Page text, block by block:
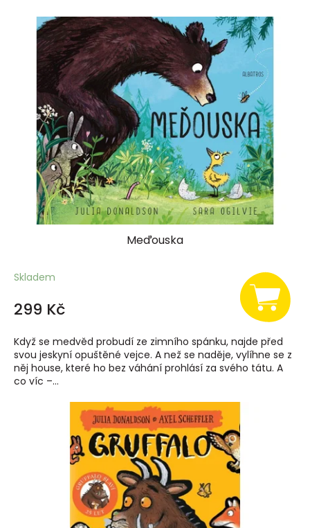
Meďouska
Skladem
299 Kč
Když se medvěd probudí ze zimního spánku, najde před
svou jeskyní opuštěné vejce. A než se naděje, vylíhne se z
něj house, které ho bez váhání prohlásí za svého tátu. A
co víc –...